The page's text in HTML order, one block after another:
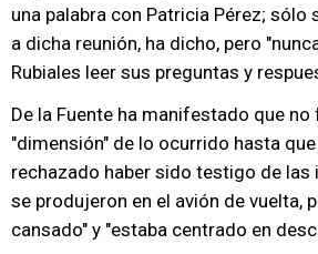
una palabra con Patricia Pérez; sólo
a dicha reunión, ha dicho, pero
Rubiales leer sus preguntas y
De la Fuente ha manifestado que
"dimensión" de lo ocurrido hasta que
rechazado haber sido testigo de las
se produjeron en el avión de vuelta,
cansado" y "estaba centrado en